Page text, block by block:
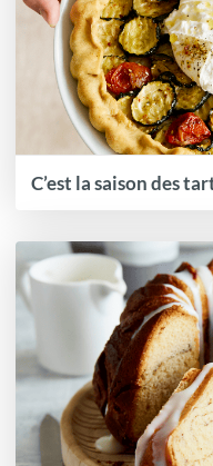
C’est la saison des